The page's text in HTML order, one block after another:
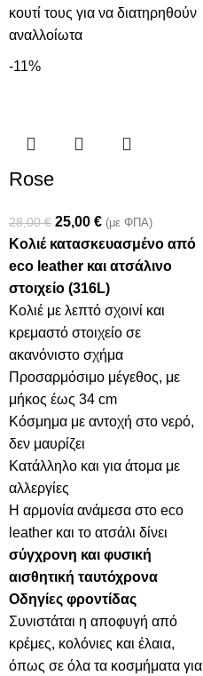
κουτί τους για να διατηρηθούν
αναλλοίωτα
-11%
Rose
28,00€ 25,00 € (με ΦΠΑ)
Κολιέ κατασκευασμένο από
eco leather και ατσάλινο
στοιχείο (316L)
Κολιέ με λεπτό σχοινί και
κρεμαστό στοιχείο σε
ακανόνιστο σχήμα
Προσαρμόσιμο μέγεθος, με
μήκος έως 34 cm
Κόσμημα με αντοχή στο νερό,
δεν μαυρίζει
Κατάλληλο και για άτομα με
αλλεργίες
Η αρμονία ανάμεσα στο eco
leather και το ατσάλι δίνει
σύγχρονη και φυσική
αισθητική ταυτόχρονα
Οδηγίες φροντίδας
Συνιστάται η αποφυγή από
κρέμες, κολόνιες και έλαια,
όπως σε όλα τα κοσμήματα για